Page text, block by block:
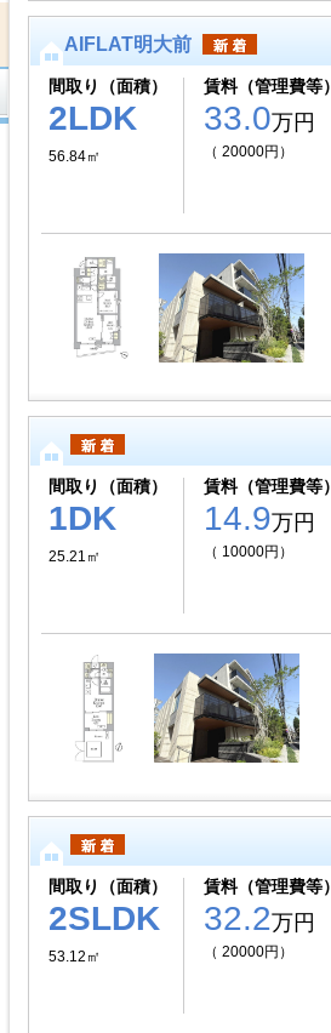
AIFLAT明大前
間取り（面積）
2LDK
56.84㎡
賃料（管理費等）
33.0万円
（ 20000円）
間取り（面積）
1DK
25.21㎡
賃料（管理費等）
14.9万円
（ 10000円）
間取り（面積）
2SLDK
53.12㎡
賃料（管理費等）
32.2万円
（ 20000円）